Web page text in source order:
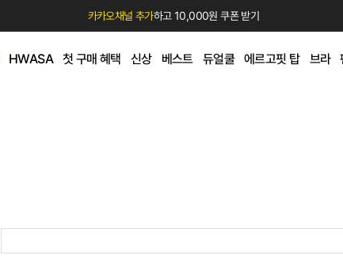
카카오채널 추가하고 10,000원 쿠폰 받기
HWASA 첫 구매 혜택 신상 베스트 듀얼쿨 에르고핏 탑 브라